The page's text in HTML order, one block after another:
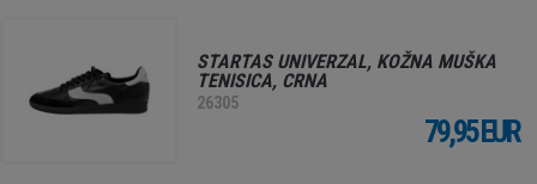
STARTAS UNIVERZAL, KOŽNA MUŠKA
TENISICA, CRNA
26305
79,95 EUR